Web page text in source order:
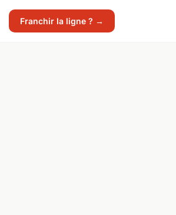
Franchir la ligne ? →